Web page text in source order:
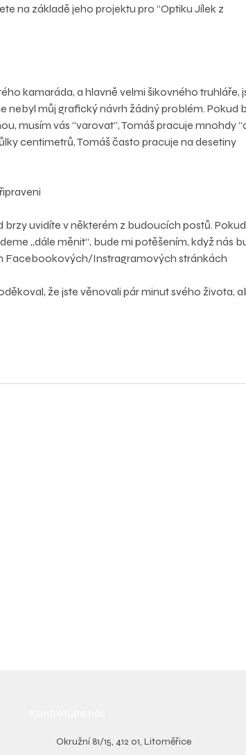
na základě jeho projektu pro “Optiku Jílek z
kamaráda, a hlavně velmi šikovného truhláře,
nebyl můj grafický návrh žádný problém. Pokud
musím vás “varovat”, Tomáš pracuje mnohdy
centimetrů, Tomáš často pracuje na desetiny
uvidíte v některém z budoucích postů.
„dále měnit“, bude mi potěšením, když nás
Facebookových/Instragramových stránkách
že jste věnovali pár minut svého života,
Okružní 81/15, 412 01, Litoměřice